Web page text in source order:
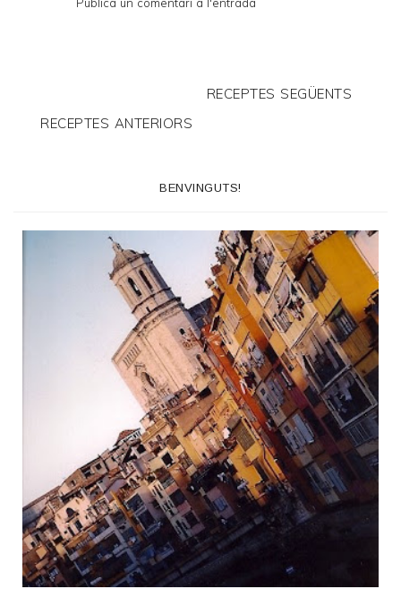
RECEPTES SEGÜENTS
RECEPTES ANTERIORS
BENVINGUTS!